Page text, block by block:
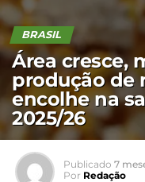
BRASIL
Área cresce,
produção de
encolhe na
2025/26
Publicado 7
Por Redação